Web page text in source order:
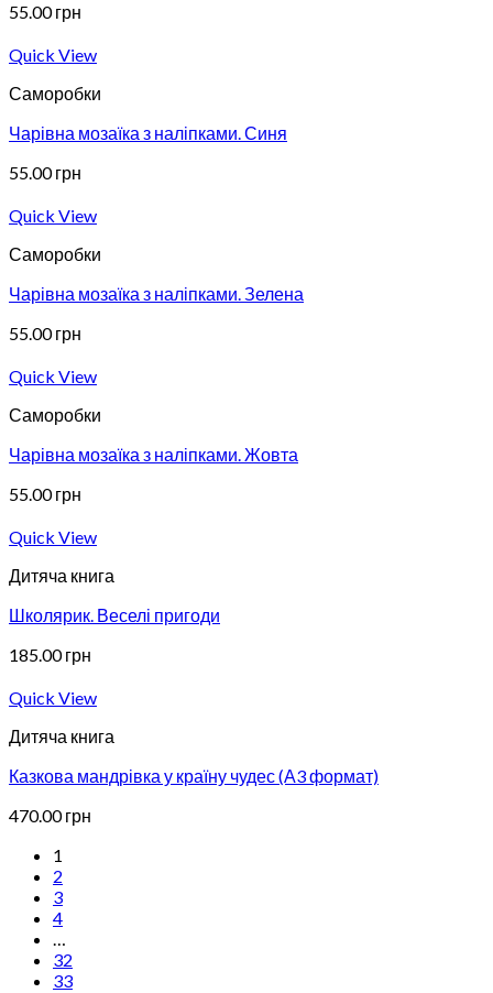
55.00грн
Quick View
Саморобки
Чарівна мозаїка з наліпками. Синя
55.00грн
Quick View
Саморобки
Чарівна мозаїка з наліпками. Зелена
55.00грн
Quick View
Саморобки
Чарівна мозаїка з наліпками. Жовта
55.00грн
Quick View
Дитяча книга
Школярик. Веселі пригоди
185.00грн
Quick View
Дитяча книга
Казкова мандрівка у країну чудес (А3 формат)
470.00грн
1
2
3
4
…
32
33